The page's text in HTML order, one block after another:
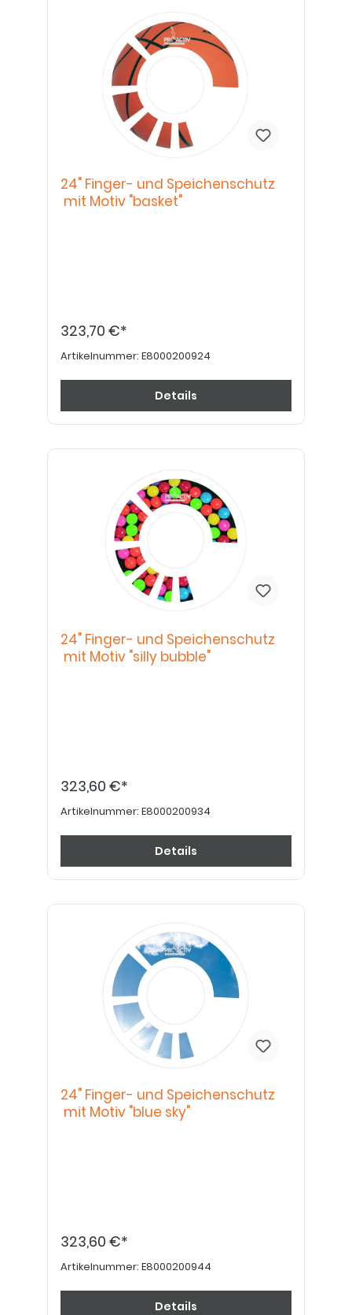
24" Finger- und Speichenschutz
mit Motiv "basket"
323,70 €*
Artikelnummer: E8000200924
Details
24" Finger- und Speichenschutz
mit Motiv "silly bubble"
323,60 €*
Artikelnummer: E8000200934
Details
24" Finger- und Speichenschutz
mit Motiv "blue sky"
323,60 €*
Artikelnummer: E8000200944
Details